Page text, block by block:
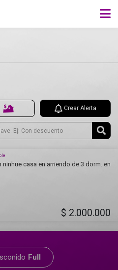
Crear Alerta
ninhue casa en arriendo de 3 dorm. en
$ 2.000.000
Full